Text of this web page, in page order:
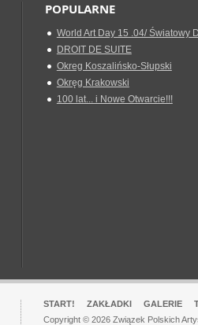
POPULARNE
World Art Day 15 .04/ Światowy
DROIT DE SUITE
Okreg Koszalińsko-Słupski
Okręg Krakowski
100 lat... i Nowe Otwarcie!!!
START! ZAKŁADKI GALERIE
Copyright © 2026 Związek Polskich